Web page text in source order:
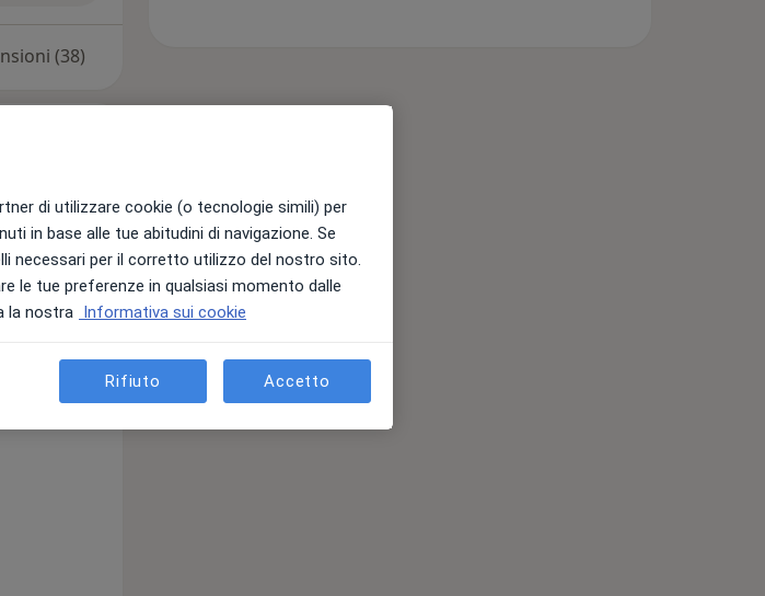
(38)
+5 a11y_sr_more_diseases
di utilizzare cookie (o tecnologie simili) per
in base alle tue abitudini di navigazione. Se
necessari per il corretto utilizzo del nostro sito.
le tue preferenze in qualsiasi momento dalle
la nostra Informativa sui cookie
Rifiuto Accetto